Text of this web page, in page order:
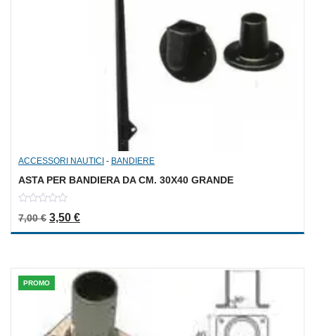
ACCESSORI NAUTICI - BANDIERE
ASTA PER BANDIERA DA CM. 30X40 GRANDE
out
7,00€ Il prezzo originale era: 7,00 €.
3,50 €Il prezzo attuale è: 3,50 €.
PROMO